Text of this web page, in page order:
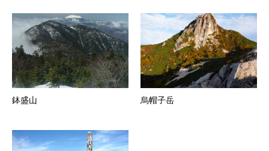
鉢盛山 烏帽子岳